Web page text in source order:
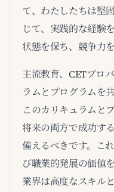
て、わたしたちは堅
じて、実践的な経験
状態を保ち、競争力
主流教育、CETプロ
ラムとプログラムを
このカリキュラムと
将来の両方で成功す
備えるべきです。こ
び職業的発展の価値
業界は高度なスキル